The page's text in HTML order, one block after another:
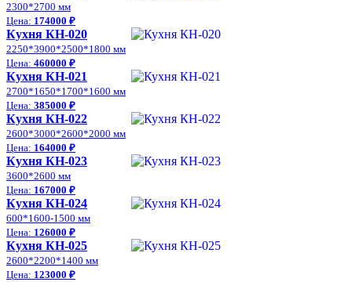
2300*2700 мм
Цена: 174000 ₽
Кухня КН-020
2250*3900*2500*1800 мм
Цена: 460000 ₽
Кухня КН-021
2700*1650*1700*1600 мм
Цена: 385000 ₽
Кухня КН-022
2600*3000*2600*2000 мм
Цена: 164000 ₽
Кухня КН-023
3600*2600 мм
Цена: 167000 ₽
Кухня КН-024
600*1600-1500 мм
Цена: 126000 ₽
Кухня КН-025
2600*2200*1400 мм
Цена: 123000 ₽